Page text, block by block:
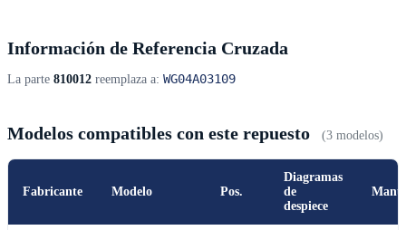
Información de Referencia Cruzada
La parte 810012 reemplaza a: WG04A03109
Modelos compatibles con este repuesto (3 modelos)
Fabricante Modelo Pos.
Diagramas
de
despiece